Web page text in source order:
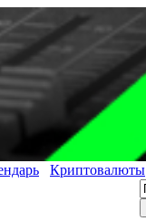
Криптовалюты